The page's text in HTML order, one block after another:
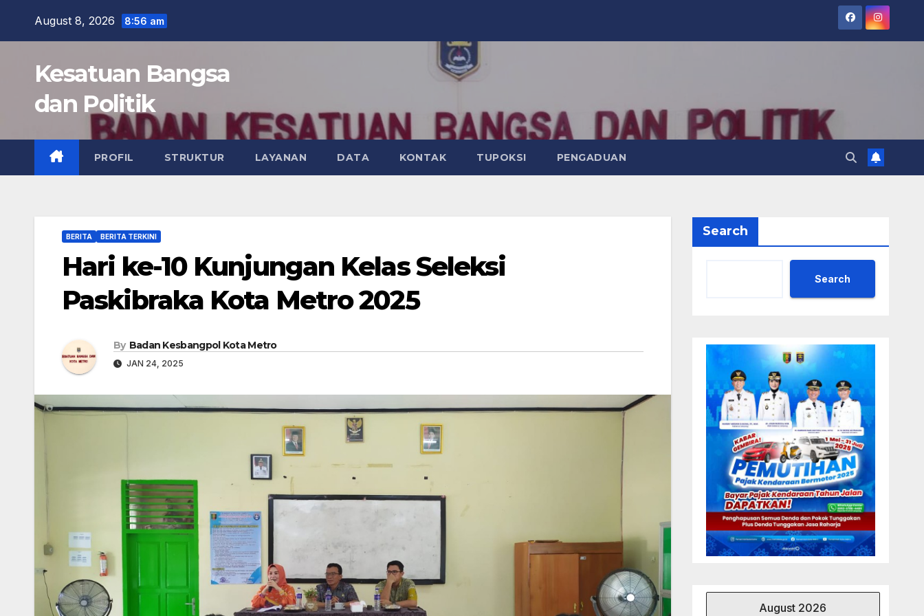
August 8, 2026 8:56 am
Kesatuan Bangsa
dan Politik
PROFIL STRUKTUR LAYANAN DATA KONTAK TUPOKSI PENGADUAN
BERITA BERITA TERKINI
Hari ke-10 Kunjungan Kelas Seleksi
Paskibraka Kota Metro 2025
By Badan Kesbangpol Kota Metro
JAN 24, 2025
Search
Search
August 2026